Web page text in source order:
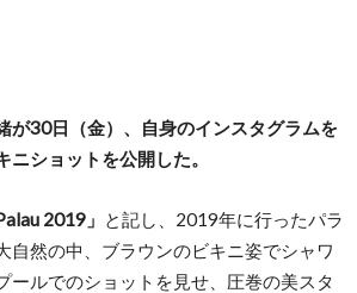
が30日（金）、自身のインスタグラムを
ショットを公開した。
2019」 と記し、2019年に行ったパラ
自然の中、ブラウンのビキニ姿でシャワ
ールでのショットを見せ、圧巻の美スタ